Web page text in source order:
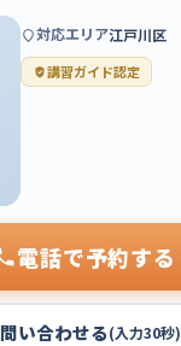
対応エリア江戸川区
講習ガイド認定
電話で予約する
問い合わせる(入力30秒)